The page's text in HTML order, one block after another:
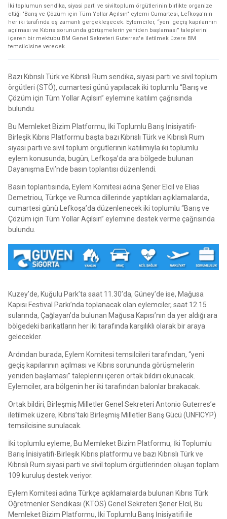
İki toplumun sendika, siyasi parti ve siviltoplum örgütlerinin birlikte organize
ettiği "Barış ve Çözüm için Tüm Yollar Açılsın" eylemi Cumartesi, Lefkoşa'nın
her iki tarafında eş zamanlı gerçekleşecek. Eylemciler, “yeni geçiş kapılarının
açılması ve Kıbrıs sorununda görüşmelerin yeniden başlaması” taleplerini
içeren bir mektubu BM Genel Sekreteri Guterres'e iletilmek üzere BM
temsilcisine verecek.
Bazı Kıbrıslı Türk ve Kıbrıslı Rum sendika, siyasi parti ve sivil toplum
örgütleri (STÖ), cumartesi günü yapılacak iki toplumlu “Barış ve
Çözüm için Tüm Yollar Açılsın” eylemine katılım çağrısında
bulundu.
Bu Memleket Bizim Platformu, İki Toplumlu Barış İnisiyatifi-
Birleşik Kıbrıs Platformu başta bazı Kıbrıslı Türk ve Kıbrıslı Rum
siyasi parti ve sivil toplum örgütlerinin katılımıyla iki toplumlu
eylem konusunda, bugün, Lefkoşa’da ara bölgede bulunan
Dayanışma Evi’nde basın toplantısı düzenlendi.
Basın toplantısında, Eylem Komitesi adına Şener Elcil ve Elias
Demetriou, Türkçe ve Rumca dillerinde yaptıkları açıklamalarda,
cumartesi günü Lefkoşa’da düzenlenecek iki toplumlu “Barış ve
Çözüm için Tüm Yollar Açılsın” eylemine destek verme çağrısında
bulundu.
Kuzey’de, Kuğulu Park’ta saat 11.30’da, Güney’de ise, Mağusa
Kapısı Festival Parkı’nda toplanacak olan eylemciler, saat 12.15
sularında, Çağlayan’da bulunan Mağusa Kapısı’nın da yer aldığı ara
bölgedeki barikatların her iki tarafında karşılıklı olarak bir araya
gelecekler.
Ardından burada, Eylem Komitesi temsilcileri tarafından, “yeni
geçiş kapılarının açılması ve Kıbrıs sorununda görüşmelerin
yeniden başlaması” taleplerini içeren ortak bildiri okunacak.
Eylemciler, ara bölgenin her iki tarafından balonlar bırakacak.
Ortak bildiri, Birleşmiş Milletler Genel Sekreteri Antonio Guterres’e
iletilmek üzere, Kıbrıs’taki Birleşmiş Milletler Barış Gücü (UNFICYP)
temsilcisine sunulacak.
İki toplumlu eyleme, Bu Memleket Bizim Platformu, İki Toplumlu
Barış İnisiyatifi-Birleşik Kıbrıs platformu ve bazı Kıbrıslı Türk ve
Kıbrıslı Rum siyasi parti ve sivil toplum örgütlerinden oluşan toplam
109 kuruluş destek veriyor.
Eylem Komitesi adına Türkçe açıklamalarda bulunan Kıbrıs Türk
Öğretmenler Sendikası (KTÖS) Genel Sekreteri Şener Elcil, Bu
Memleket Bizim Platformu, İki Toplumlu Barış İnisiyatifi ile